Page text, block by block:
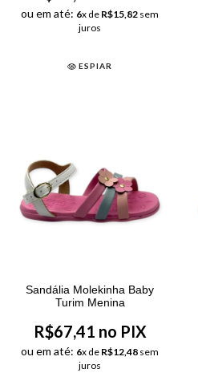
ou em até: 6x de R$15,82 sem
juros
ESPIAR
Sandália Molekinha Baby
Turim Menina
R$67,41 no PIX
ou em até: 6x de R$12,48 sem
juros